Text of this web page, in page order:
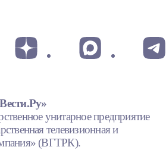
унитарное предприятие
телевизионная и
(ВГТРК).